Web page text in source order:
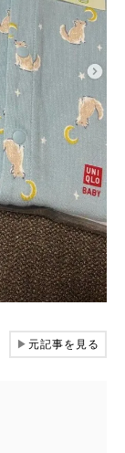
▶元記事を見る